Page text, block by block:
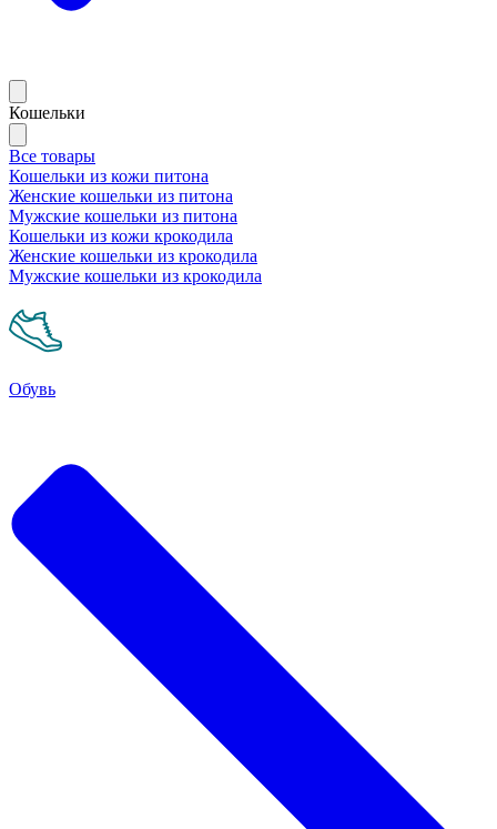
Кошельки
Все товары
Кошельки из кожи питона
Женские кошельки из питона
Мужские кошельки из питона
Кошельки из кожи крокодила
Женские кошельки из крокодила
Мужские кошельки из крокодила
Обувь